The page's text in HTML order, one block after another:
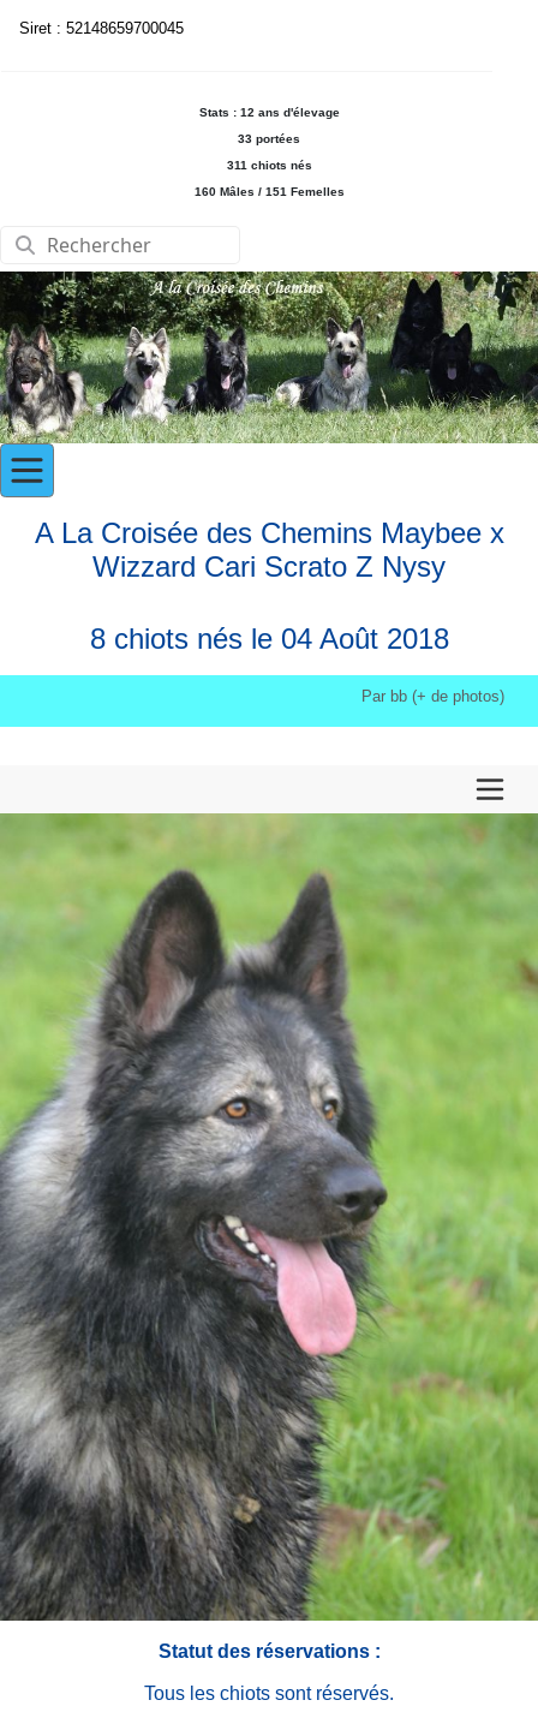
Siret : 52148659700045
Stats : 12 ans d'élevage
33 portées
311 chiots nés
160 Mâles / 151 Femelles
A La Croisée des Chemins Maybee x
Wizzard Cari Scrato Z Nysy
8 chiots nés le 04 Août 2018
Par bb (+ de photos)
Statut des réservations :
Tous les chiots sont réservés.